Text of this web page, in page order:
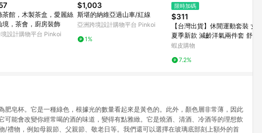
茶館，木製茶盒，愛麗絲
境，茶會，廚房裝飾
設計購物平台 Pinkoi
$1,003
斯堪的納維亞過山車/紅線
亞洲跨境設計購物平台 Pinkoi
1%
限時加碼
$311
【台灣出貨】休閒運動套裝 女裝
夏季新款 減齡洋氣兩件套 舒適束
腳褲裝 寬鬆顯瘦剪裁 透氣親膚材
蝦皮購物
7.2%
肥皂杯。它是一種綠色，根據光的數量看起來是黃色的。此外，顏色層非常薄，因此
可能會改變你經常喝的酒的味道，變得有點雅緻。它是燒酒、清酒、冷酒等的理想飲
/禮物，例如母親節、父親節、敬老日等。我們還可以選擇在玻璃底部刻上額外的首